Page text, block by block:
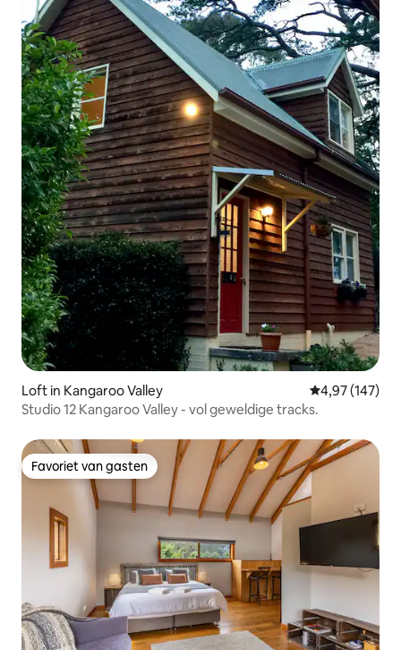
Loft in Kangaroo Valley Gemiddelde
4,97 (147)
Studio 12 Kangaroo Valley - vol geweldige tracks.
Favoriet van gasten
Favoriet van gasten